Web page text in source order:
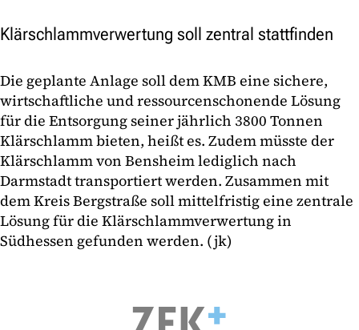
Klärschlammverwertung soll zentral stattfinden
Die geplante Anlage soll dem KMB eine sichere,
wirtschaftliche und ressourcenschonende Lösung
für die Entsorgung seiner jährlich 3800 Tonnen
Klärschlamm bieten, heißt es. Zudem müsste der
Klärschlamm von Bensheim lediglich nach
Darmstadt transportiert werden. Zusammen mit
dem Kreis Bergstraße soll mittelfristig eine zentrale
Lösung für die Klärschlammverwertung in
Südhessen gefunden werden. (jk)